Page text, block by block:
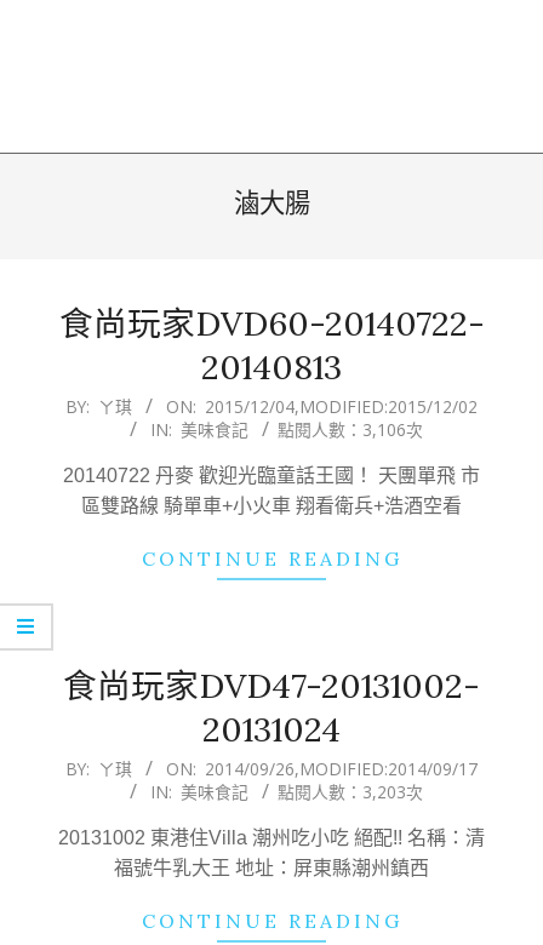
滷大腸
食尚玩家DVD60-20140722-
20140813
2015-
04
BY: ㄚ琪 ON: 2015/12/04,MODIFIED:2015/12/02
IN: 美味食記 點閱人數：3,106次
20140722 丹麥 歡迎光臨童話王國！ 天團單飛 市
區雙路線 騎單車+小火車 翔看衛兵+浩酒空看
CONTINUE READING
食尚玩家DVD47-20131002-
20131024
2014-
26
BY: ㄚ琪 ON: 2014/09/26,MODIFIED:2014/09/17
IN: 美味食記 點閱人數：3,203次
20131002 東港住Villa 潮州吃小吃 絕配!! 名稱：清
福號牛乳大王 地址：屏東縣潮州鎮西
CONTINUE READING